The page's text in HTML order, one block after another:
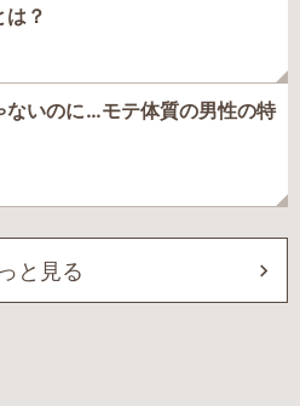
？
ないのに…モテ体質の男性の特
と見る